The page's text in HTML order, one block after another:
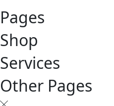
Pages
Shop
Services
Other Pages